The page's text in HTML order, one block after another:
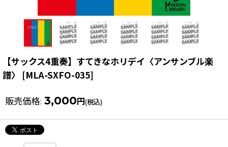
【サックス4重奏】すてきなホリデイ〈アンサンブル楽
譜〉 [MLA-SXFO-035]
販売価格: 3,000円(税込)